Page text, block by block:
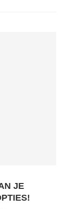
JE